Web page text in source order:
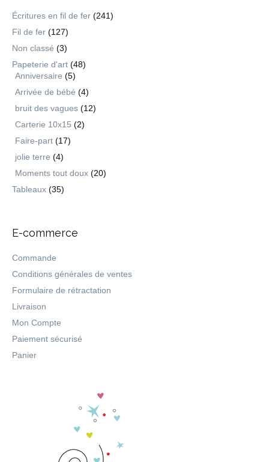
Écritures en fil de fer (241)
Fil de fer (127)
Non classé (3)
Papeterie d'art (48)
Anniversaire (5)
Arrivée de bébé (4)
bruit des vagues (12)
Carterie 10x15 (2)
Faire-part (17)
jolie terre (4)
Moments tout doux (20)
Tableaux (35)
E-commerce
Commande
Conditions générales de ventes
Formulaire de rétractation
Livraison
Mon Compte
Paiement sécurisé
Panier